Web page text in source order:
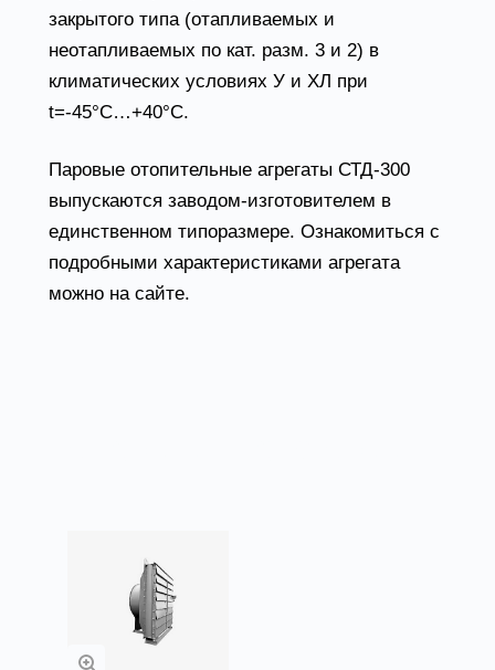
закрытого типа (отапливаемых и
неотапливаемых по кат. разм. 3 и 2) в
климатических условиях У и ХЛ при
t=-45°С…+40°С.
Паровые отопительные агрегаты СТД-300
выпускаются заводом-изготовителем в
единственном типоразмере. Ознакомиться с
подробными характеристиками агрегата
можно на сайте.